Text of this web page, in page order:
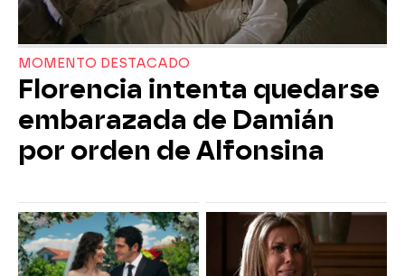
MOMENTO DESTACADO
Florencia intenta quedarse
embarazada de Damián
por orden de Alfonsina